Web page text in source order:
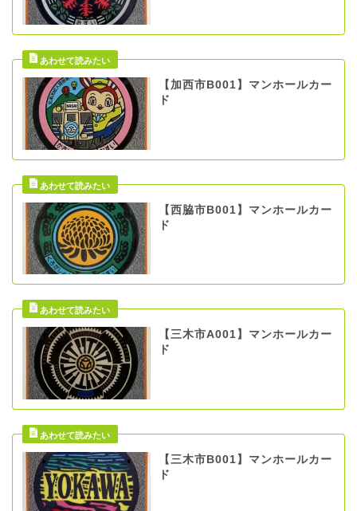
【加西市B001】マンホールカー
ド
【西脇市B001】マンホールカー
ド
【三木市A001】マンホールカー
ド
【三木市B001】マンホールカー
ド